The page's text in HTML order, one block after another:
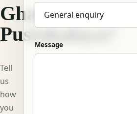
Ghar
Pustakalaya?
Tell
us
how
you
Message